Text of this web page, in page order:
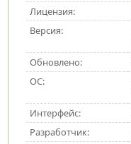
Лицензия:
Версия:
Обновлено:
ОС:
Интерфейс:
Разработчик: